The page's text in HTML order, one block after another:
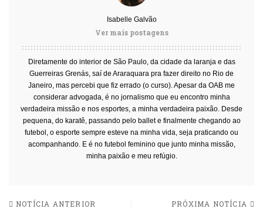
Isabelle Galvão
Ver mais postagens
Diretamente do interior de São Paulo, da cidade da laranja e das
Guerreiras Grenás, saí de Araraquara pra fazer direito no Rio de
Janeiro, mas percebi que fiz errado (o curso). Apesar da OAB me
considerar advogada, é no jornalismo que eu encontro minha
verdadeira missão e nos esportes, a minha verdadeira paixão. Desde
pequena, do karatê, passando pelo ballet e finalmente chegando ao
futebol, o esporte sempre esteve na minha vida, seja praticando ou
acompanhando. E é no futebol feminino que junto minha missão,
minha paixão e meu refúgio.
NOTÍCIA ANTERIOR PRÓXIMA NOTÍCIA